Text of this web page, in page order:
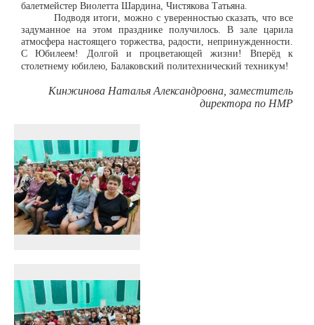
балетмейстер Виолетта Шардина, Чистякова Татьяна.
Подводя итоги, можно с уверенностью сказать, что все
задуманное на этом празднике получилось. В зале царила
атмосфера настоящего торжества, радости, непринужденности.
С Юбилеем! Долгой и процветающей жизни! Вперёд к
столетнему юбилею, Балаковский политехнический техникум!
Кинжинова Наталья Александровна, заместитель
директора по НМР